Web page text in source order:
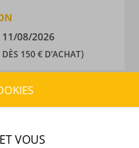
11/08/2026
DÈS 150 € D’ACHAT)
VOUS